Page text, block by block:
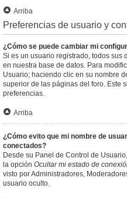
Arriba
Preferencias de usuario y
¿Cómo se puede cambiar mi
Si es un usuario registrado, todos sus
en nuestra base de datos. Para
Usuario; haciendo clic en su nombre
superior de las páginas del foro. Este
preferencias.
Arriba
¿Cómo evito que mi nombre de
conectados?
Desde su Panel de Control de
la opción Ocultar mi estado de
visto por Administradores,
usuario oculto.